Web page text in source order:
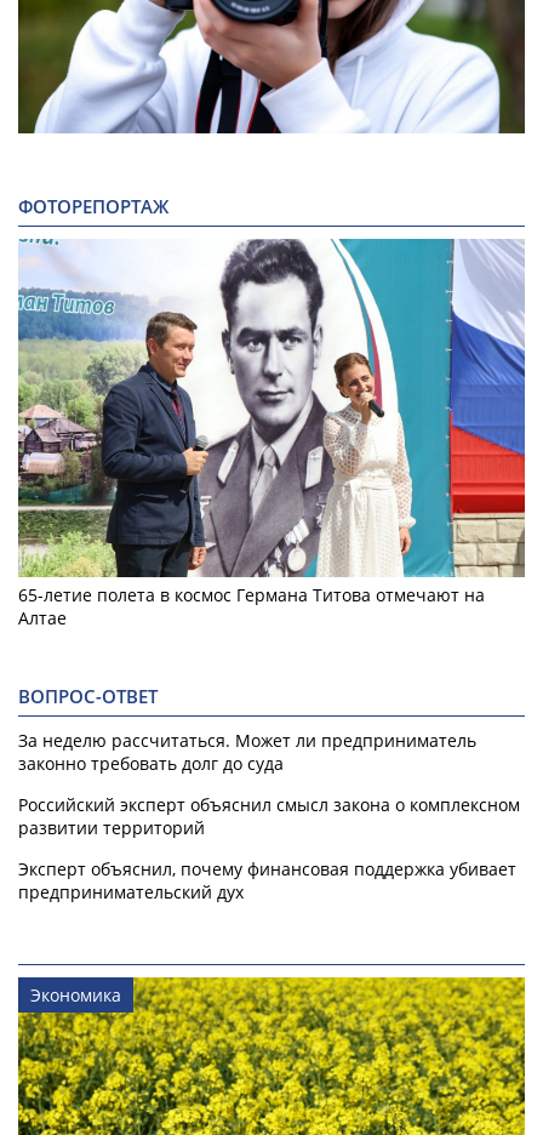
ФОТОРЕПОРТАЖ
65-летие полета в космос Германа Титова отмечают на
Алтае
ВОПРОС-ОТВЕТ
За неделю рассчитаться. Может ли предприниматель
законно требовать долг до суда
Российский эксперт объяснил смысл закона о комплексном
развитии территорий
Эксперт объяснил, почему финансовая поддержка убивает
предпринимательский дух
Экономика